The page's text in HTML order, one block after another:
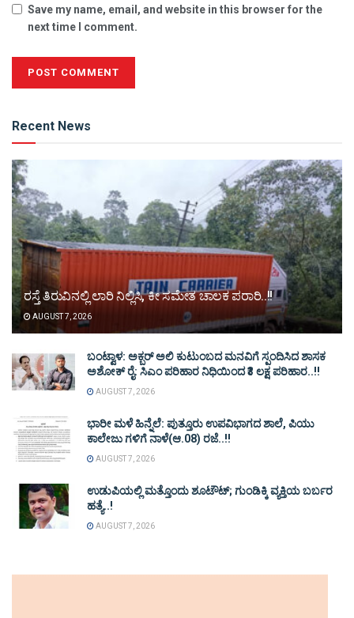
Save my name, email, and website in this browser for the
next time I comment.
Recent News
ರಸ್ತೆ ತಿರುವಿನಲ್ಲಿ ಲಾರಿ ನಿಲ್ಲಿಸಿ, ಕೀ ಸಮೇತ ಚಾಲಕ ಪರಾರಿ..!!
AUGUST 7, 2026
ಬಂಟ್ವಾಳ: ಅಕ್ಬರ್ ಅಲಿ ಕುಟುಂಬದ ಮನವಿಗೆ ಸ್ಪಂದಿಸಿದ ಶಾಸಕ
ಅಶೋಕ್ ರೈ: ಸಿಎಂ ಪರಿಹಾರ ನಿಧಿಯಿಂದ ₹3 ಲಕ್ಷ ಪರಿಹಾರ..!!
AUGUST 7, 2026
ಭಾರೀ ಮಳೆ ಹಿನ್ನೆಲೆ: ಪುತ್ತೂರು ಉಪವಿಭಾಗದ ಶಾಲೆ, ಪಿಯು
ಕಾಲೇಜು ಗಳಿಗೆ ನಾಳೆ(ಆ.08) ರಜೆ..!!
AUGUST 7, 2026
ಉಡುಪಿಯಲ್ಲಿ ಮತ್ತೊಂದು ಶೂಟೌಟ್‌; ಗುಂಡಿಕ್ಕಿ ವ್ಯಕ್ತಿಯ ಬರ್ಬರ
ಹತ್ಯೆ..!
AUGUST 7, 2026